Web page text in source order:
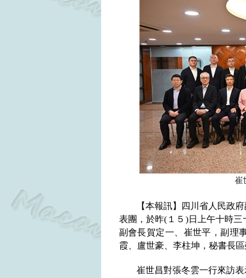
崔
【本報訊】四川省人民政
表團，於昨( １５ )日上午十時三
副會長賀定一、崔世平，副理
霞、盧世豪、李柱坤，秘書長
崔世昌對張冬雲一行來訪